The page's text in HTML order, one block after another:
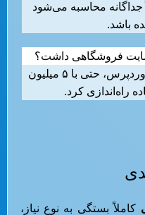
جداگانه محاسبه می‌شود
باشد.
سایت فروشگاهی داشت؟
بله. با استفاده از قالب‌های آماده وردپرس، حتی با ۵ میلیون
راه‌اندازی کرد.
کاملاً بستگی به نوع نیاز،